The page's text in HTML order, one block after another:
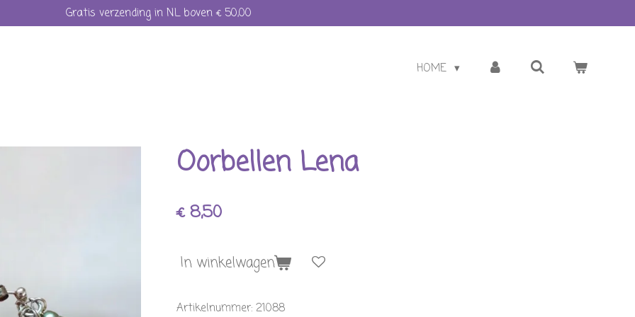
Gratis verzending in NL boven € 50,00
HOME
Oorbellen Lena
€ 8,50
In winkelwagen
Artikelnummer: 21088